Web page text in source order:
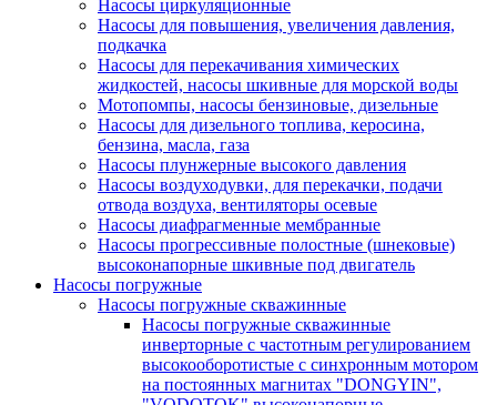
Насосы циркуляционные
Насосы для повышения, увеличения давления,
подкачка
Насосы для перекачивания химических
жидкостей, насосы шкивные для морской воды
Мотопомпы, насосы бензиновые, дизельные
Насосы для дизельного топлива, керосина,
бензина, масла, газа
Насосы плунжерные высокого давления
Насосы воздуходувки, для перекачки, подачи
отвода воздуха, вентиляторы осевые
Насосы диафрагменные мембранные
Насосы прогрессивные полостные (шнековые)
высоконапорные шкивные под двигатель
Насосы погружные
Насосы погружные скважинные
Насосы погружные скважинные
инверторные с частотным регулированием
высокооборотистые с синхронным мотором
на постоянных магнитах "DONGYIN",